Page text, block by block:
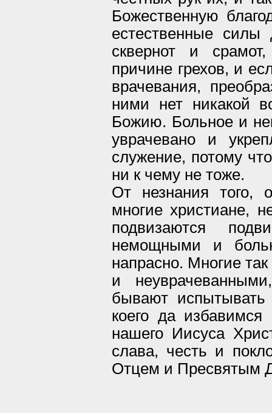
Божественную
естественные
сквернот и
причине грехов, и
врачевания,
ними нет никакой
Божию. Больное и
уврачевано и
служение, потому
ни к чему не тоже.
От незнания того,
многие христиане,
подвизаются
немощными и
напрасно. Многие
и
бывают испытывать
коего да
нашего Иисуса
слава, честь и
Отцем и Пресвятым